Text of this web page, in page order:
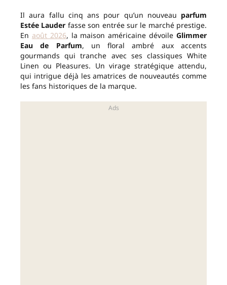
Il aura fallu cinq ans pour qu’un nouveau parfum
Estée Lauder fasse son entrée sur le marché prestige.
En août 2026, la maison américaine dévoileGlimmer
Eau de Parfum, un floral ambré aux accents
gourmands qui tranche avec ses classiques White
Linen ou Pleasures. Un virage stratégique attendu,
qui intrigue déjà les amatrices de nouveautés comme
les fans historiques de la marque.